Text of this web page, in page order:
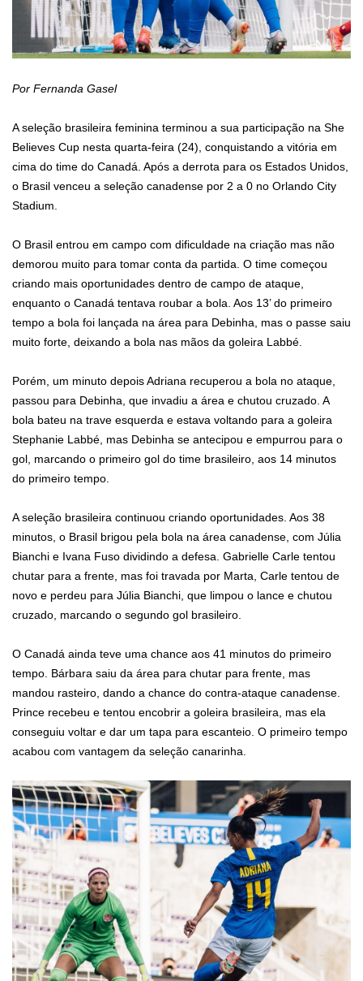
Por Fernanda Gasel
A seleção brasileira feminina terminou a sua participação na She
Believes Cup nesta quarta-feira (24), conquistando a vitória em
cima do time do Canadá. Após a derrota para os Estados Unidos,
o Brasil venceu a seleção canadense por 2 a 0 no Orlando City
Stadium.
O Brasil entrou em campo com dificuldade na criação mas não
demorou muito para tomar conta da partida. O time começou
criando mais oportunidades dentro de campo de ataque,
enquanto o Canadá tentava roubar a bola. Aos 13’ do primeiro
tempo a bola foi lançada na área para Debinha, mas o passe saiu
muito forte, deixando a bola nas mãos da goleira Labbé.
Porém, um minuto depois Adriana recuperou a bola no ataque,
passou para Debinha, que invadiu a área e chutou cruzado. A
bola bateu na trave esquerda e estava voltando para a goleira
Stephanie Labbé, mas Debinha se antecipou e empurrou para o
gol, marcando o primeiro gol do time brasileiro, aos 14 minutos
do primeiro tempo.
A seleção brasileira continuou criando oportunidades. Aos 38
minutos, o Brasil brigou pela bola na área canadense, com Júlia
Bianchi e Ivana Fuso dividindo a defesa. Gabrielle Carle tentou
chutar para a frente, mas foi travada por Marta, Carle tentou de
novo e perdeu para Júlia Bianchi, que limpou o lance e chutou
cruzado, marcando o segundo gol brasileiro.
O Canadá ainda teve uma chance aos 41 minutos do primeiro
tempo. Bárbara saiu da área para chutar para frente, mas
mandou rasteiro, dando a chance do contra-ataque canadense.
Prince recebeu e tentou encobrir a goleira brasileira, mas ela
conseguiu voltar e dar um tapa para escanteio. O primeiro tempo
acabou com vantagem da seleção canarinha.